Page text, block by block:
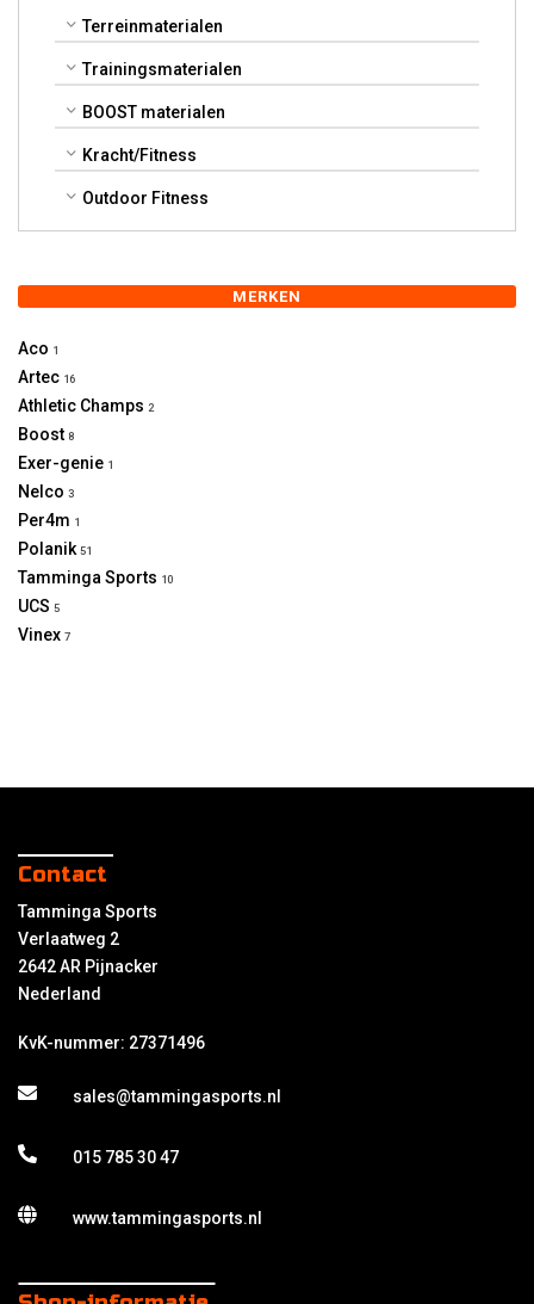
Terreinmaterialen
Trainingsmaterialen
BOOST materialen
Kracht/Fitness
Outdoor Fitness
MERKEN
Aco 1
Artec 16
Athletic Champs 2
Boost 8
Exer-genie 1
Nelco 3
Per4m 1
Polanik 51
Tamminga Sports 10
UCS 5
Vinex 7
Contact
Tamminga Sports
Verlaatweg 2
2642 AR Pijnacker
Nederland
KvK-nummer: 27371496
sales@tammingasports.nl
015 785 30 47
www.tammingasports.nl